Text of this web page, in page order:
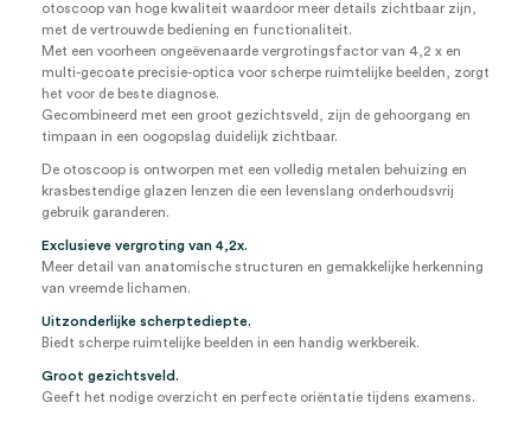
otoscoop van hoge kwaliteit waardoor meer details zichtbaar zijn,
met de vertrouwde bediening en functionaliteit.
Met een voorheen ongeëvenaarde vergrotingsfactor van 4,2 x en
multi-gecoate precisie-optica voor scherpe ruimtelijke beelden, zorgt
het voor de beste diagnose.
Gecombineerd met een groot gezichtsveld, zijn de gehoorgang en
timpaan in een oogopslag duidelijk zichtbaar.
De otoscoop is ontworpen met een volledig metalen behuizing en
krasbestendige glazen lenzen die een levenslang onderhoudsvrij
gebruik garanderen.
Exclusieve vergroting van 4,2x.
Meer detail van anatomische structuren en gemakkelijke herkenning
van vreemde lichamen.
Uitzonderlijke scherptediepte.
Biedt scherpe ruimtelijke beelden in een handig werkbereik.
Groot gezichtsveld.
Geeft het nodige overzicht en perfecte oriëntatie tijdens examens.